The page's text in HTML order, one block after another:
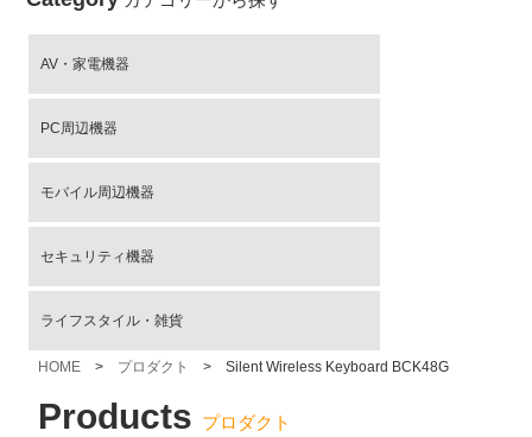
AV・家電機器
PC周辺機器
モバイル周辺機器
セキュリティ機器
ライフスタイル・雑貨
HOME > プロダクト > Silent Wireless Keyboard BCK48G
Products プロダクト